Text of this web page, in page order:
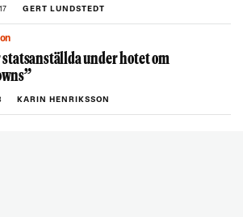
GERT LUNDSTEDT
statsanställda under hotet om
KARIN HENRIKSSON